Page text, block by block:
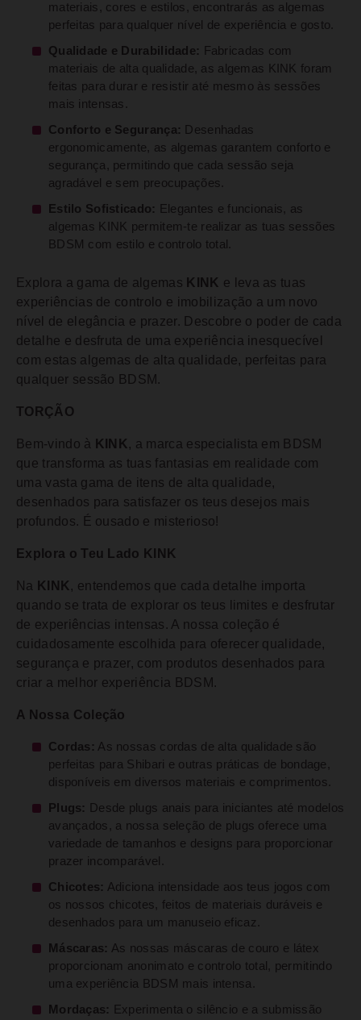
materiais, cores e estilos, encontrarás as algemas
perfeitas para qualquer nível de experiência e gosto.
Qualidade e Durabilidade:
Fabricadas com
materiais de alta qualidade, as algemas KINK foram
feitas para durar e resistir até mesmo às sessões
mais intensas.
Conforto e Segurança: Desenhadas
ergonomicamente, as algemas garantem conforto e
segurança, permitindo que cada sessão seja
agradável e sem preocupações.
Estilo Sofisticado:
Elegantes e funcionais, as
algemas KINK permitem-te realizar as tuas sessões
BDSM com estilo e controlo total.
Explora a gama de algemas KINK e leva as tuas
experiências de controlo e imobilização a um novo
nível de elegância e prazer. Descobre o poder de cada
detalhe e desfruta de uma experiência inesquecível
com estas algemas de alta qualidade, perfeitas para
qualquer sessão BDSM.
TORÇÃO
Bem-vindo à KINK , a marca especialista em BDSM
que transforma as tuas fantasias em realidade com
uma vasta gama de itens de alta qualidade,
desenhados para satisfazer os teus desejos mais
profundos. É ousado e misterioso!
Explora o Teu Lado KINK
Na KINK , entendemos que cada detalhe importa
quando se trata de explorar os teus limites e desfrutar
de experiências intensas. A nossa coleção é
cuidadosamente escolhida para oferecer qualidade,
segurança e prazer, com produtos desenhados para
criar a melhor experiência BDSM.
A Nossa Coleção
Cordas: As nossas cordas de alta qualidade são
perfeitas para Shibari e outras práticas de bondage,
disponíveis em diversos materiais e comprimentos.
Plugs:
Desde plugs anais para iniciantes até modelos
avançados, a nossa seleção de plugs oferece uma
variedade de tamanhos e designs para proporcionar
prazer incomparável.
Chicotes: Adiciona intensidade aos teus jogos com
os nossos chicotes, feitos de materiais duráveis e
desenhados para um manuseio eficaz.
Máscaras: As nossas máscaras de couro e látex
proporcionam anonimato e controlo total, permitindo
uma experiência BDSM mais intensa.
Mordaças:
Experimenta o silêncio e a submissão